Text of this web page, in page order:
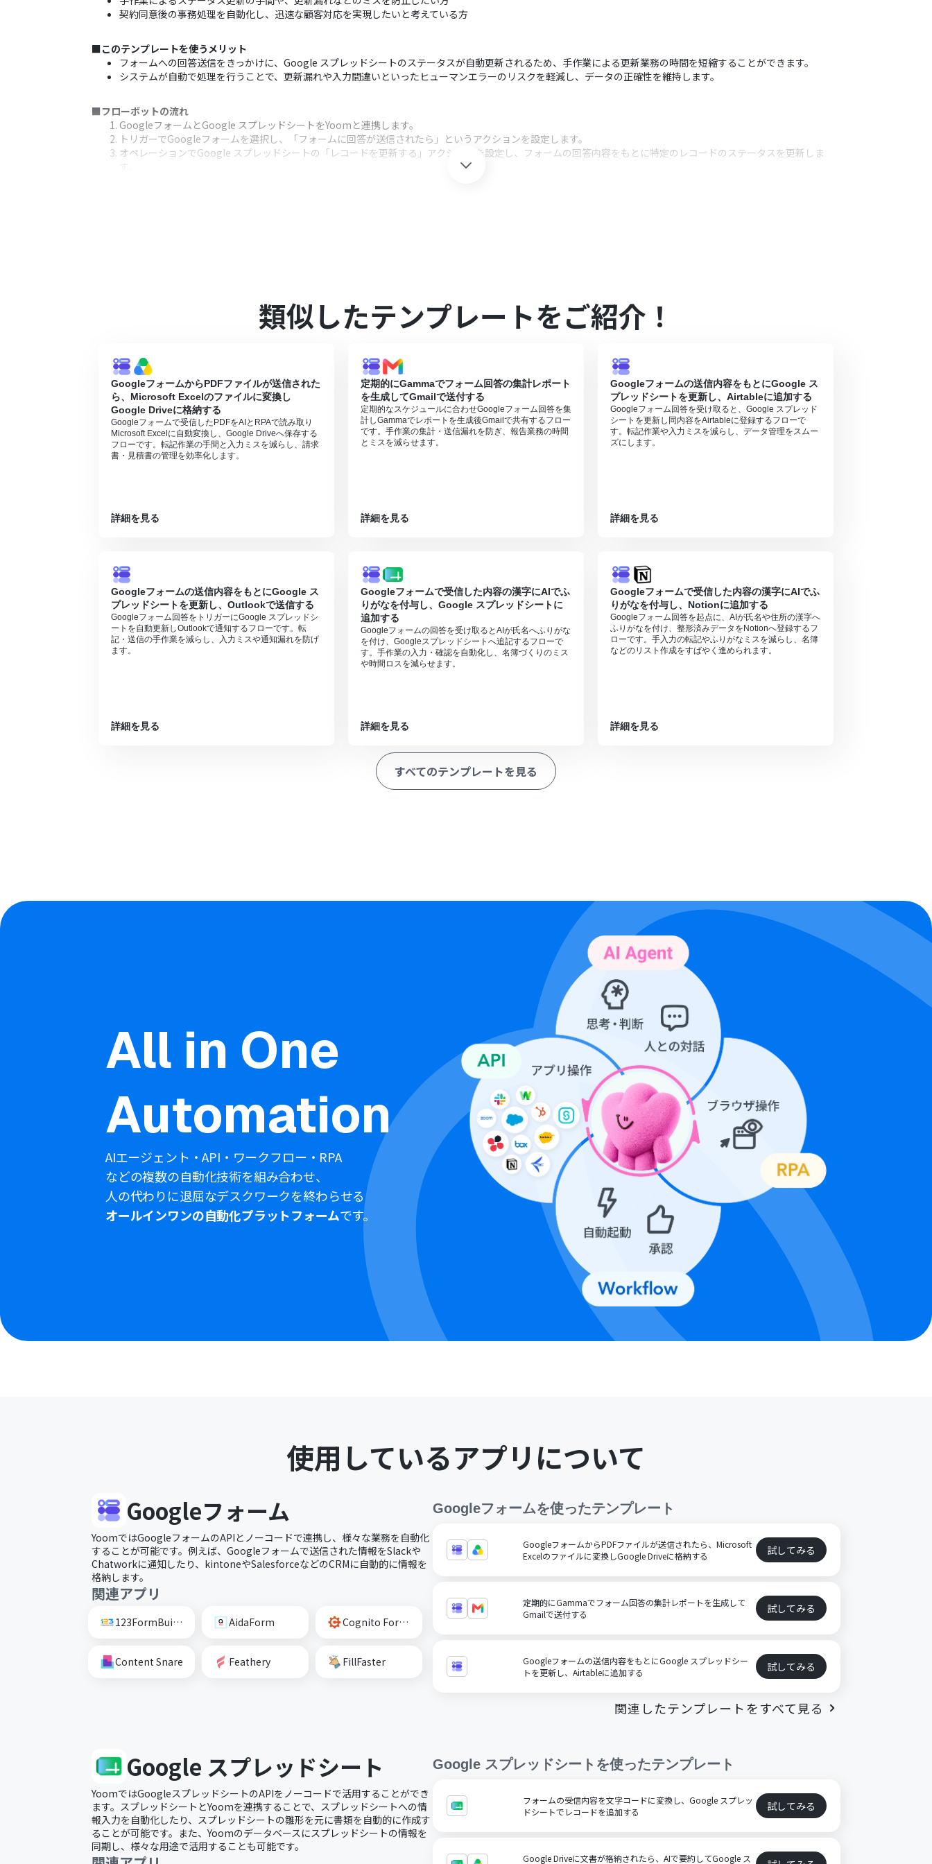
契約同意後の事務処理を自動化し、迅速な顧客対応を実現したいと考えている方
■このテンプレートを使うメリット
フォームへの回答送信をきっかけに、Google スプレッドシートのステータスが自動更新されるため、手作業による更新業務の時間を短縮することができます。
システムが自動で処理を行うことで、更新漏れや入力間違いといったヒューマンエラーのリスクを軽減し、データの正確性を維持します。
■フローボットの流れ
GoogleフォームとGoogle スプレッドシートをYoomと連携します。
トリガーでGoogleフォームを選択し、「フォームに回答が送信されたら」というアクションを設定します。
オペレーションでGoogle スプレッドシートの「レコードを更新する」アクションを設定し、フォームの回答内容をもとに特定のレコードのステータスを更新しま
Googleフォーム、Google スプレッドシートのそれぞれとYoomを連携してください。
Googleフォームをトリガーとして使用した際の回答内容を取得する方法は「
Googleフォームトリガーで、回答内容を取得する方法
トリガーは5分、10分、15分、30分、60分の間隔で起動間隔を選択できます。
類似したテンプレートをご紹介！
GoogleフォームからPDFファイルが送信された
ら、Microsoft Excelのファイルに変換し
Google Driveに格納する
Googleフォームで受信したPDFをAIとRPAで読み取り
Microsoft Excelに自動変換し、Google Driveへ保存する
フローです。転記作業の手間と入力ミスを減らし、請求
書・見積書の管理を効率化します。
詳細を見る
定期的にGammaでフォーム回答の集計レポート
を生成してGmailで送付する
定期的なスケジュールに合わせGoogleフォーム回答を集
計しGammaでレポートを生成後Gmailで共有するフロー
です。手作業の集計・送信漏れを防ぎ、報告業務の時間
とミスを減らせます。
詳細を見る
Googleフォームの送信内容をもとにGoogle ス
プレッドシートを更新し、Airtableに追加する
Googleフォーム回答を受け取ると、Google スプレッド
シートを更新し同内容をAirtableに登録するフローで
す。転記作業や入力ミスを減らし、データ管理をスムー
ズにします。
詳細を見る
Googleフォームの送信内容をもとにGoogle ス
プレッドシートを更新し、Outlookで送信する
Googleフォーム回答をトリガーにGoogle スプレッドシ
ートを自動更新しOutlookで通知するフローです。転
記・送信の手作業を減らし、入力ミスや通知漏れを防げ
ます。
詳細を見る
Googleフォームで受信した内容の漢字にAIでふ
りがなを付与し、Google スプレッドシートに
追加する
Googleフォームの回答を受け取るとAIが氏名へふりがな
を付け、Googleスプレッドシートへ追記するフローで
す。手作業の入力・確認を自動化し、名簿づくりのミス
や時間ロスを減らせます。
詳細を見る
Googleフォームで受信した内容の漢字にAIでふ
りがなを付与し、Notionに追加する
Googleフォーム回答を起点に、AIが氏名や住所の漢字へ
ふりがなを付け、整形済みデータをNotionへ登録するフ
ローです。手入力の転記やふりがなミスを減らし、名簿
などのリスト作成をすばやく進められます。
詳細を見る
すべてのテンプレートを見る
All in One
Automation
AIエージェント・API・ワークフロー・RPA
などの複数の自動化技術を組み合わせ、
人の代わりに退屈なデスクワークを終わらせる
オールインワンの自動化プラットフォームです。
使用しているアプリについて
Googleフォーム
YoomではGoogleフォームのAPIとノーコードで連携し、様々な業務を自動化
することが可能です。例えば、Googleフォームで送信された情報をSlackや
Chatworkに通知したり、kintoneやSalesforceなどのCRMに自動的に情報を
格納します。
関連アプリ
123FormBuilder AidaForm Cognito Forms
Content Snare Feathery FillFaster
Googleフォームを使ったテンプレート
GoogleフォームからPDFファイルが送信されたら、Microsoft
Excelのファイルに変換しGoogle Driveに格納する
試してみる
定期的にGammaでフォーム回答の集計レポートを生成して
Gmailで送付する
試してみる
Googleフォームの送信内容をもとにGoogle スプレッドシー
トを更新し、Airtableに追加する
試してみる
関連したテンプレートをすべて見る
Google スプレッドシート
YoomではGoogleスプレッドシートのAPIをノーコードで活用することができ
ます。スプレッドシートとYoomを連携することで、スプレッドシートへの情
報入力を自動化したり、スプレッドシートの雛形を元に書類を自動的に作成す
ることが可能です。また、Yoomのデータベースにスプレッドシートの情報を
同期し、様々な用途で活用することも可能です。
Google スプレッドシート を使ったテンプレート
フォームの受信内容を文字コードに変換し、Google スプレッ
ドシートでレコードを追加する
試してみる
Google Driveに文書が格納されたら、AIで要約してGoogle ス